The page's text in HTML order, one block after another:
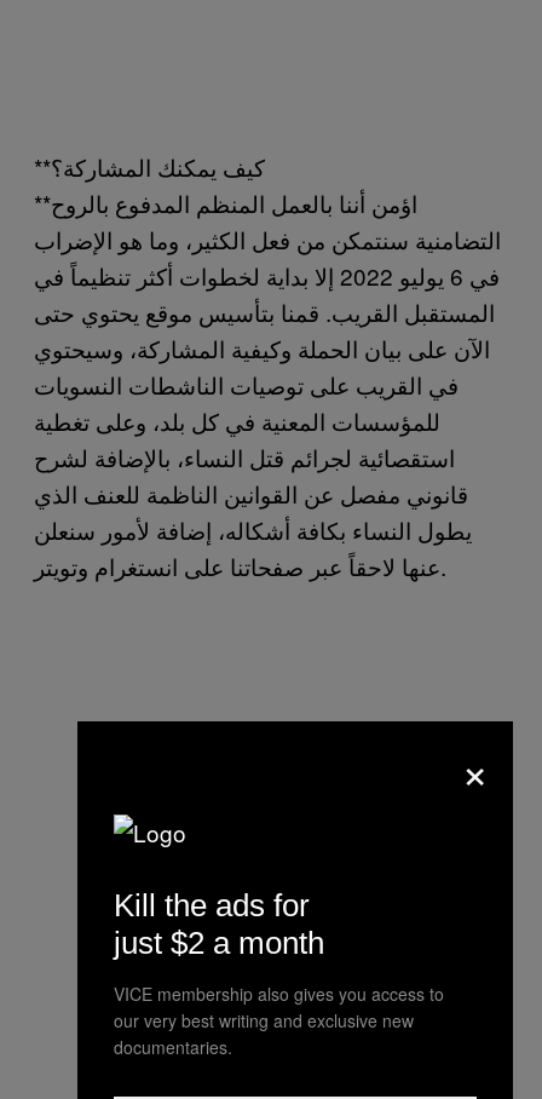
**كيف يمكنك المشاركة؟
**اؤمن أننا بالعمل المنظم المدفوع بالروح
التضامنية سنتمكن من فعل الكثير، وما هو الإضراب
في 6 يوليو 2022 إلا بداية لخطوات أكثر تنظيماً في
المستقبل القريب. قمنا بتأسيس موقع يحتوي حتى
الآن على بيان الحملة وكيفية المشاركة، وسيحتوي
في القريب على توصيات الناشطات النسويات
للمؤسسات المعنية في كل بلد، وعلى تغطية
استقصائية لجرائم قتل النساء، بالإضافة لشرح
قانوني مفصل عن القوانين الناظمة للعنف الذي
يطول النساء بكافة أشكاله، إضافة لأمور سنعلن
عنها لاحقاً عبر صفحاتنا على انستغرام وتويتر.
×
Kill the ads for
just $2 a month
VICE membership also gives you access to
our very best writing and exclusive new
documentaries.